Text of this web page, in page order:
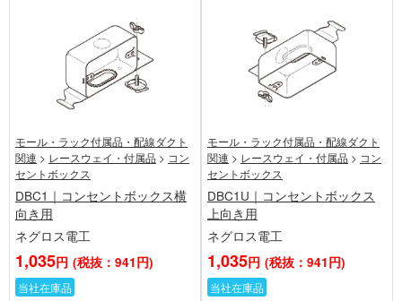
モール・ラック付属品・配線ダクト
関連 > レースウェイ・付属品 > コン
セントボックス
DBC1｜コンセントボックス横
向き用
ネグロス電工
1,035円 (税抜：941円)
当社在庫品
モール・ラック付属品・配線ダクト
関連 > レースウェイ・付属品 > コン
セントボックス
DBC1U｜コンセントボックス
上向き用
ネグロス電工
1,035円 (税抜：941円)
当社在庫品